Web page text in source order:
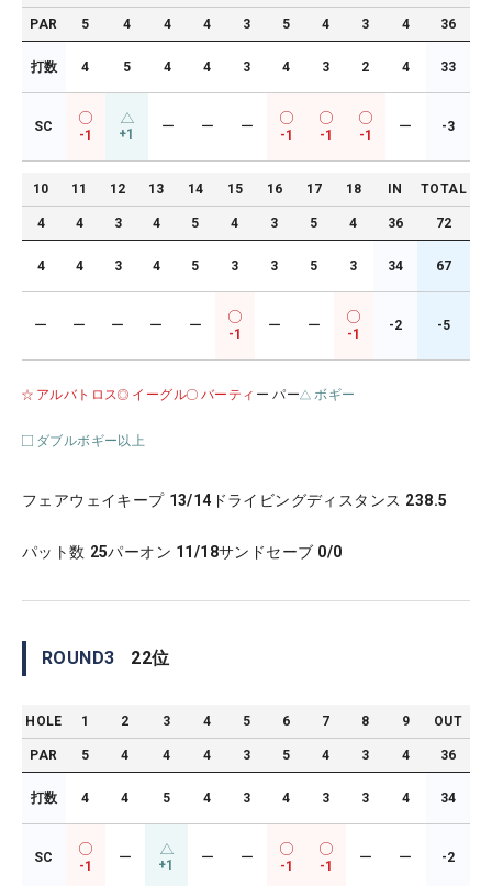
PAR 5 4 4 4 3 5 4 3 4 36
打数 4 5 4 4 3 4 3 2 4 33
SC
-1 +1 ー ー ー
-1 -1 -1
ー -3
10 11 12 13 14 15 16 17 18 IN TOTAL
4 4 3 4 5 4 3 5 4 36 72
4 4 3 4 5 3 3 5 3 34 67
ー ー ー ー ー
-1
ー ー
-1
-2 -5
アルバトロス イーグル バーティ ー パー ボギー
ダブルボギー以上
フェアウェイキープ 13/14 ドライビングディスタンス 238.5
パット数 25パーオン 11/18サンドセーブ 0/0
ROUND3 22位
HOLE 1 2 3 4 5 6 7 8 9 OUT
PAR 5 4 4 4 3 5 4 3 4 36
打数 4 4 5 4 3 4 3 3 4 34
SC
-1
ー +1 ー ー
-1 -1
ー ー -2